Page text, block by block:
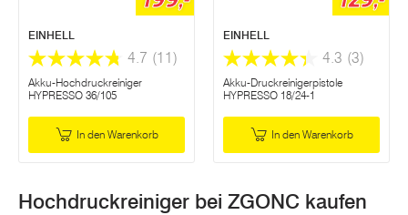
EINHELL
4.7 (11)
Akku-Hochdruckreiniger
HYPRESSO 36/105
In den Warenkorb
EINHELL
4.3 (3)
Akku-Druckreinigerpistole
HYPRESSO 18/24-1
In den Warenkorb
Hochdruckreiniger bei ZGONC kaufen